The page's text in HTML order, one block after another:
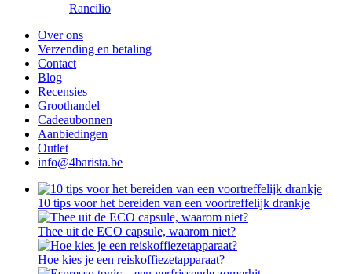
Rancilio
Over ons
Verzending en betaling
Contact
Blog
Recensies
Groothandel
Cadeaubonnen
Aanbiedingen
Outlet
info@4barista.be
10 tips voor het bereiden van een voortreffelijk drankje
Thee uit de ECO capsule, waarom niet?
Hoe kies je een reiskoffiezetapparaat?